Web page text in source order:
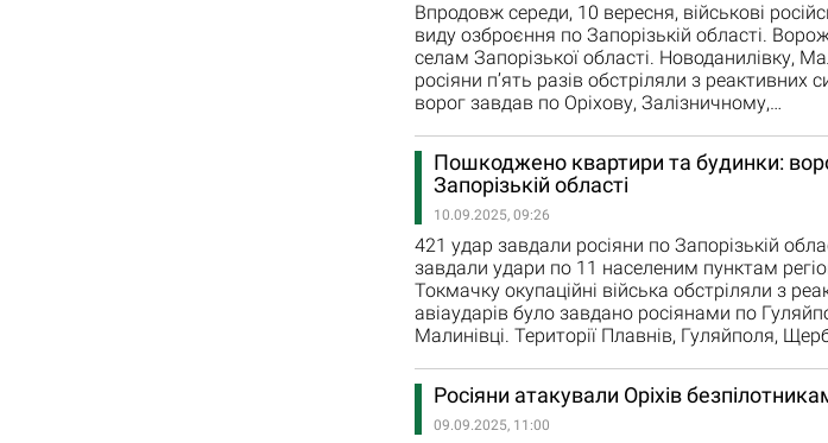
Впродовж середи, 10 вересня, військові
виду озброєння по Запорізькій області.
селам Запорізької області. Новоданилівку,
росіяни п’ять разів обстріляли з реактивних
ворог завдав по Оріхову, Залізничному,…
Пошкоджено квартири та будинки:
Запорізькій області
10.09.2025, 09:26
421 удар завдали росіяни по Запорізькій
завдали удари по 11 населеним пунктам
Токмачку окупаційні війська обстріляли з
авіаударів було завдано росіянами по
Малинівці. Території Плавнів, Гуляйполя,
Росіяни атакували Оріхів
09.09.2025, 11:00